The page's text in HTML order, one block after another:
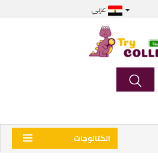
عربي
الكتالوجات